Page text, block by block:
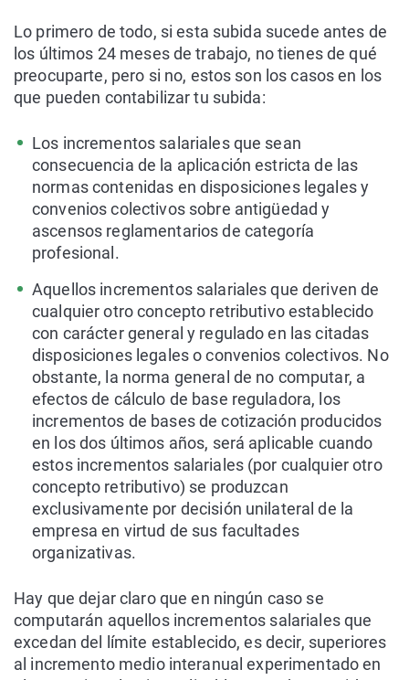
Lo primero de todo, si esta subida sucede antes de
los últimos 24 meses de trabajo, no tienes de qué
preocuparte, pero si no, estos son los casos en los
que pueden contabilizar tu subida:
Los incrementos salariales que sean
consecuencia de la aplicación estricta de las
normas contenidas en disposiciones legales y
convenios colectivos sobre antigüedad y
ascensos reglamentarios de categoría
profesional.
Aquellos incrementos salariales que deriven de
cualquier otro concepto retributivo establecido
con carácter general y regulado en las citadas
disposiciones legales o convenios colectivos. No
obstante, la norma general de no computar, a
efectos de cálculo de base reguladora, los
incrementos de bases de cotización producidos
en los dos últimos años, será aplicable cuando
estos incrementos salariales (por cualquier otro
concepto retributivo) se produzcan
exclusivamente por decisión unilateral de la
empresa en virtud de sus facultades
organizativas.
Hay que dejar claro que en ningún caso se
computarán aquellos incrementos salariales que
excedan del límite establecido, es decir, superiores
al incremento medio interanual experimentado en